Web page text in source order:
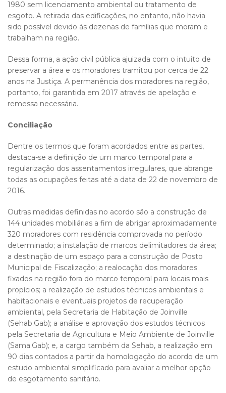
1980 sem licenciamento ambiental ou tratamento de
esgoto. A retirada das edificações, no entanto, não havia
sido possível devido às dezenas de famílias que moram e
trabalham na região.
Dessa forma, a ação civil pública ajuizada com o intuito de
preservar a área e os moradores tramitou por cerca de 22
anos na Justiça. A permanência dos moradores na região,
portanto, foi garantida em 2017 através de apelação e
remessa necessária.
Conciliação
Dentre os termos que foram acordados entre as partes,
destaca-se a definição de um marco temporal para a
regularização dos assentamentos irregulares, que abrange
todas as ocupações feitas até a data de 22 de novembro de
2016.
Outras medidas definidas no acordo são a construção de
144 unidades mobiliárias a fim de abrigar aproximadamente
320 moradores com residência comprovada no período
determinado; a instalação de marcos delimitadores da área;
a destinação de um espaço para a construção de Posto
Municipal de Fiscalização; a realocação dos moradores
fixados na região fora do marco temporal para locais mais
propícios; a realização de estudos técnicos ambientais e
habitacionais e eventuais projetos de recuperação
ambiental, pela Secretaria de Habitação de Joinville
(Sehab.Gab); a análise e aprovação dos estudos técnicos
pela Secretaria de Agricultura e Meio Ambiente de Joinville
(Sama.Gab); e, a cargo também da Sehab, a realização em
90 dias contados a partir da homologação do acordo de um
estudo ambiental simplificado para avaliar a melhor opção
de esgotamento sanitário.